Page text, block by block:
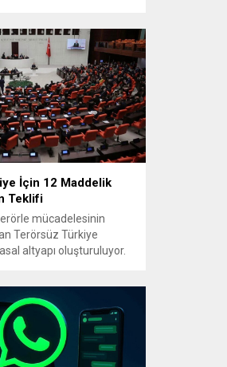
Açıklamada bu
bir çevre politikası
gelmediği
geçici olduğu ve uzun
sapma
İçin 12 Maddelik
Teklifi
mücadelesinin
Terörsüz Türkiye
altyapı oluşturuluyor.
ve teklifin 12 maddelik
paylaşıldı.
örgütün fiili
ve tüm silah ile
ettiğinin güvenlik